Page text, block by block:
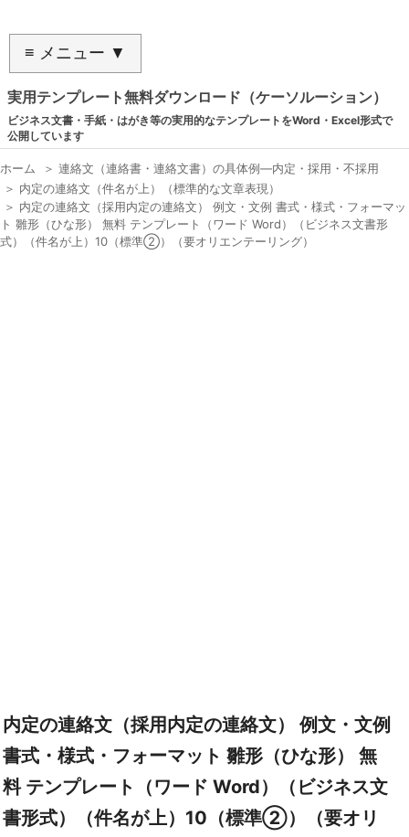
≡ メニュー ▼
実用テンプレート無料ダウンロード（ケーソルーション）
ビジネス文書・手紙・はがき等の実用的なテンプレートをWord・Excel形式で
公開しています
ホーム ＞ 連絡文（連絡書・連絡文書）の具体例―内定・採用・不採用
＞ 内定の連絡文（件名が上）（標準的な文章表現）
＞ 内定の連絡文（採用内定の連絡文） 例文・文例 書式・様式・フォーマッ
ト 雛形（ひな形） 無料 テンプレート（ワード Word）（ビジネス文書形
式）（件名が上）10（標準②）（要オリエンテーリング）
内定の連絡文（採用内定の連絡文） 例文・文例
書式・様式・フォーマット 雛形（ひな形） 無
料 テンプレート（ワード Word）（ビジネス文
書形式）（件名が上）10（標準②）（要オリ